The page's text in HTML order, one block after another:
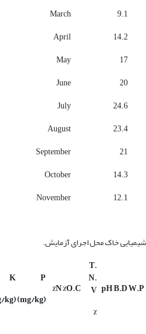
9.1
March
14.2
April
17
May
20
June
24.6
July
23.4
August
21
September
14.3
October
12.1
November
W.P
B.D
pH
T.
N.
V
%
O.C%
N%
P
(mg/kg)
K
(mg/kg)